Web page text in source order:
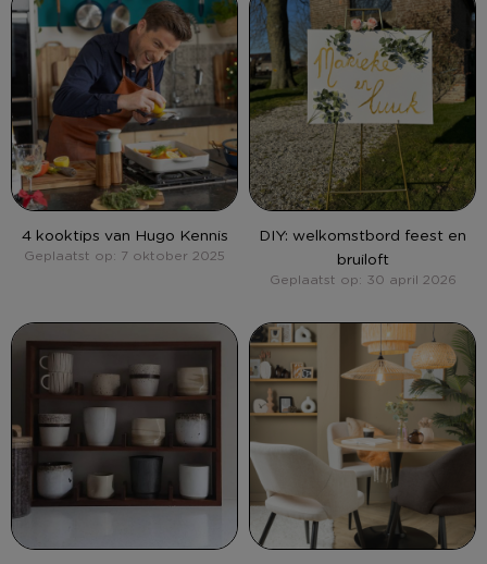
4 kooktips van Hugo Kennis
Geplaatst op: 7 oktober 2025
DIY: welkomstbord feest en
bruiloft
Geplaatst op: 30 april 2026